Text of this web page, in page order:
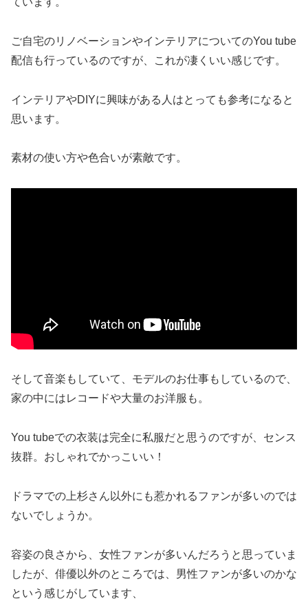
ご自宅のリノベーションやインテリアについてのYou tube
配信も行っているのですが、これが凄くいい感じです。
インテリアやDIYに興味がある人はとっても参考になると
思います。
素材の使い方や色合いが素敵です。
そして音楽もしていて、モデルのお仕事もしているので、
家の中にはレコードや大量のお洋服も。
You tubeでの衣装は完全に私服だと思うのですが、センス
抜群。おしゃれでかっこいい！
ドラマでの上杉さん以外にも惹かれるファンが多いのでは
ないでしょうか。
容姿の良さから、女性ファンが多いんだろうと思っていま
したが、俳優以外のところでは、男性ファンが多いのかな
という感じがしています、